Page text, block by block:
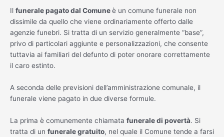
Il funerale pagato dal Comuneè un comune funerale non
dissimile da quello che viene ordinariamente offerto dalle
agenzie funebri. Si tratta di un servizio generalmente “base”,
privo di particolari aggiunte e personalizzazioni, che consente
tuttavia ai familiari del defunto di poter onorare correttamente
il caro estinto.
A seconda delle previsioni dell’amministrazione comunale, il
funerale viene pagato in due diverse formule.
La prima è comunemente chiamata funerale di povertà. Si
tratta di un funerale gratuito, nel quale il Comune tende a farsi